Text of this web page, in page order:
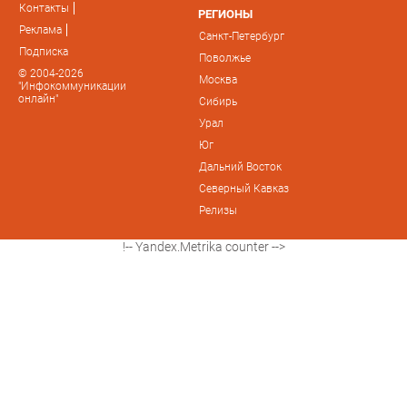
Контакты
Реклама
Подписка
© 2004-2026
"Инфокоммуникации
онлайн"
РЕГИОНЫ
Санкт-Петербург
Поволжье
Москва
Сибирь
Урал
Юг
Дальний Восток
Северный Кавказ
Релизы
!-- Yandex.Metrika counter -->